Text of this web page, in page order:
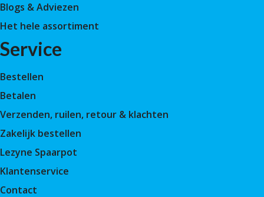
Blogs & Adviezen
Het hele assortiment
Service
Bestellen
Betalen
Verzenden, ruilen, retour & klachten
Zakelijk bestellen
Lezyne Spaarpot
Klantenservice
Contact